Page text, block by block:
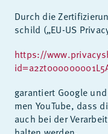
Durch die
schild („EU-US
https://
ga­ran­tiert Goog­le
men YouTube, dass
auch bei der